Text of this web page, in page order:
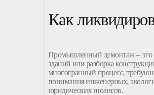
Как
Промышленный демонтаж– это
зданий или разборка
многогранный процесс,
понимания инженерных,
юридических нюансов.